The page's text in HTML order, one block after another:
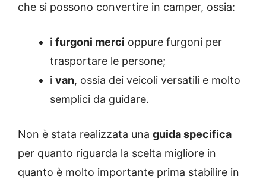
che si possono convertire in camper, ossia:
i furgoni merci oppure furgoni per
trasportare le persone;
i van, ossia dei veicoli versatili e molto
semplici da guidare.
Non è stata realizzata una guida specifica
per quanto riguarda la scelta migliore in
quanto è molto importante prima stabilire in